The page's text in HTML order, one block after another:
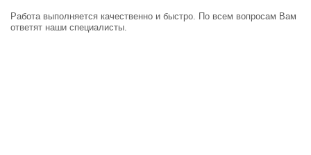
Работа выполняется качественно и быстро. По всем вопросам Вам
ответят наши специалисты.